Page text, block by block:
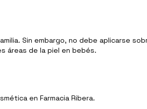
Sin embargo, no debe aplicarse
áreas de la piel en bebés.
en Farmacia Ribera.